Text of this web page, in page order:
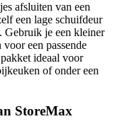
afsluiten van een
een lage schuifdeur
Gebruik je een kleiner
een passende
ideaal voor
of onder een
StoreMax